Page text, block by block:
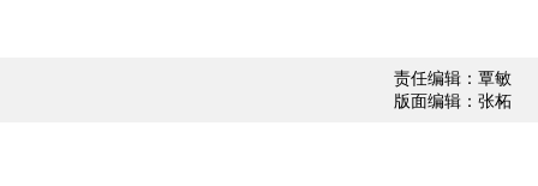
责任编辑：覃敏
版面编辑：张柘